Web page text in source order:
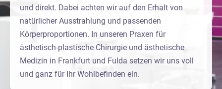
und direkt. Dabei achten wir auf den Erhalt von
natürlicher Ausstrahlung und passenden
Körperproportionen. In unseren Praxen für
ästhetisch-plastische Chirurgie und ästhetische
Medizin in Frankfurt und Fulda setzen wir uns voll
und ganz für Ihr Wohlbefinden ein.